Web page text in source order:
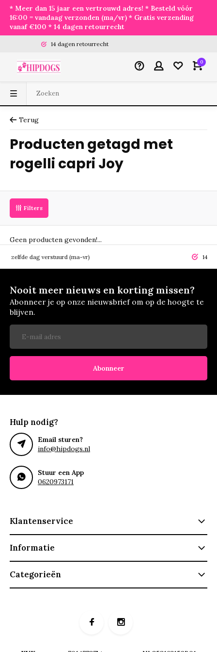
* Meer dan 15 jaar een vertrouwd adres! * Besteld vóór
16:00 = vandaag verzonden (ma/vr) * Gratis verzending
vanaf €100 * 14 dagen retourrecht
14 dagen retourrecht
0
Terug
Producten getagd met
rogelli capri Joy
Filters
Geen producten gevonden!...
dag verstuurd (ma-vr) 14 dagen
Nooit meer nieuws en korting missen?
Abonneer je op onze nieuwsbrief om op de hoogte te
blijven.
Abonneer
Hulp nodig?
Email sturen?
info@hipdogs.nl
Stuur een App
0620973171
Klantenservice
Informatie
Categorieën